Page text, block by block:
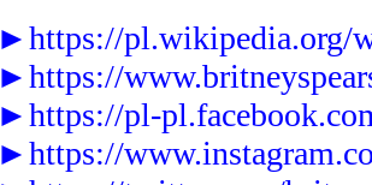
►https://pl.wikipedia.org/
►https://
►https://pl-
►https://